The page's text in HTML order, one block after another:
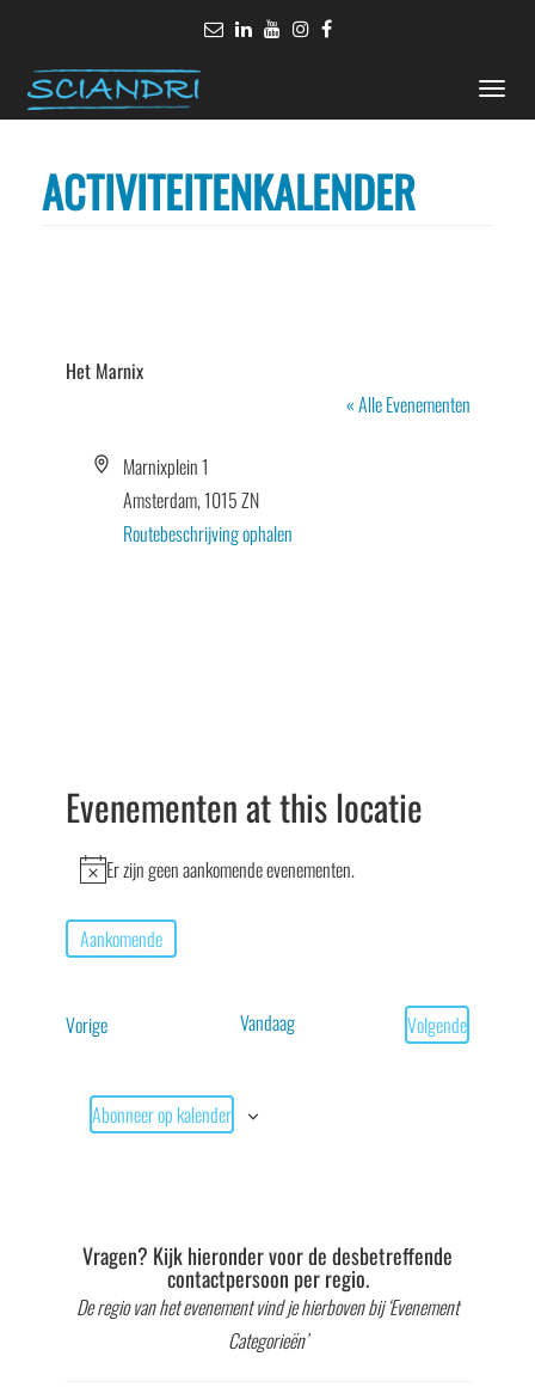
Toggle
ACTIVITEITENKALENDER
Het Marnix
« Alle Evenementen
AdresMarnixplein 1
Amsterdam,1015 ZN
Routebeschrijving ophalen
Evenementen at this locatie
Bericht
Er zijn geen aankomende evenementen.
Aankomende
datum.
VorigeEvenementen Vandaag
Volgende
Abonneer op kalender
Vragen? Kijk hieronder voor de desbetreffende
contactpersoon per regio.
De regio van het evenement vind je hierboven bij ‘Evenement
Categorieën’